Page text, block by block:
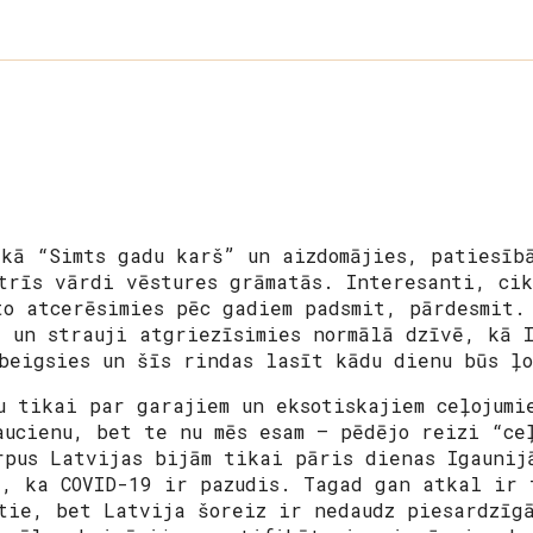
“Simts gadu karš” un aizdomājies,
vārdi vēstures grāmatās. Interesanti,
pēc gadiem padsmit,
un strauji atgriezīsimies normālā dzīvē, kā
un šīs rindas lasīt kādu dienu būs
tikai par garajiem un eksotiskajiem
bet te nu mēs esam – pēdējo reizi
Latvijas bijām tikai pāris dienas
ka COVID-19 ir pazudis. Tagad gan atkal ir
bet Latvija šoreiz ir nedaudz